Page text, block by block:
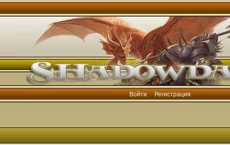
Войти Регистрация